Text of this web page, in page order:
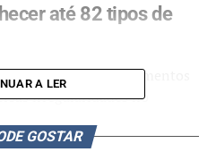
até 82 tipos de
placas, os equipamentos
irregularidades no
celular ao volante, a ausência
A LER
GOSTAR